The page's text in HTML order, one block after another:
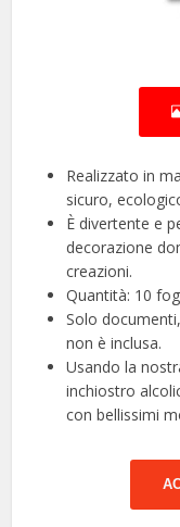
Realizzato in
sicuro,
È divertente e
decorazione
creazioni.
Quantità: 10
Solo
non è inclusa.
Usando la
inchiostro
con bellissimi